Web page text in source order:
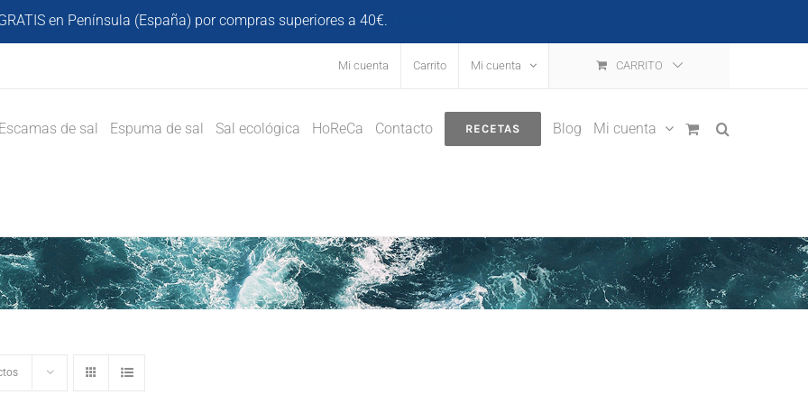
en Península (España) por compras superiores a 40€.
Mi cuenta Carrito Mi cuenta CARRITO
Escamas de sal Espuma de sal Sal ecológica HoReCa Contacto RECETAS Blog Mi cuenta